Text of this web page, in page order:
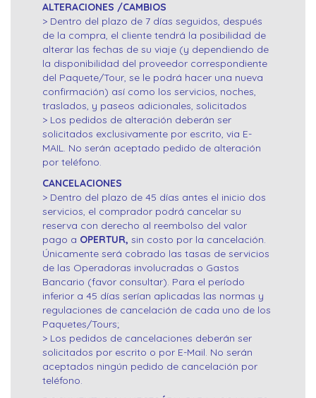
ALTERACIONES /CAMBIOS
> Dentro del plazo de 7 días seguidos, después
de la compra, el cliente tendrá la posibilidad de
alterar las fechas de su viaje (y dependiendo de
la disponibilidad del proveedor correspondiente
del Paquete/Tour, se le podrá hacer una nueva
confirmación) así como los servicios, noches,
traslados, y paseos adicionales, solicitados
> Los pedidos de alteración deberán ser
solicitados exclusivamente por escrito, via E-
MAIL. No serán aceptado pedido de alteración
por teléfono.
CANCELACIONES
> Dentro del plazo de 45 días antes el inicio dos
servicios, el comprador podrá cancelar su
reserva con derecho al reembolso del valor
pago a OPERTUR, sin costo por la cancelación.
Únicamente será cobrado las tasas de servicios
de las Operadoras involucradas o Gastos
Bancario (favor consultar). Para el período
inferior a 45 días serían aplicadas las normas y
regulaciones de cancelación de cada uno de los
Paquetes/Tours;
> Los pedidos de cancelaciones deberán ser
solicitados por escrito o por E-Mail. No serán
aceptados ningún pedido de cancelación por
teléfono.